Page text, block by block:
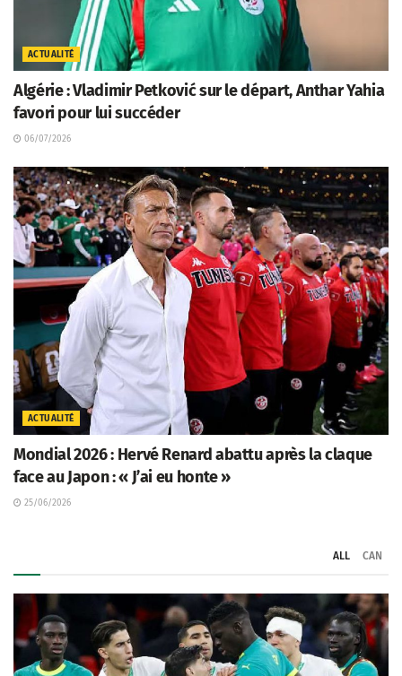
ACTUALITÉ
Algérie : Vladimir Petković sur le départ, Anthar Yahia
favori pour lui succéder
06/07/2026
ACTUALITÉ
Mondial 2026 : Hervé Renard abattu après la claque
face au Japon : « J’ai eu honte »
25/06/2026
ALL CAN